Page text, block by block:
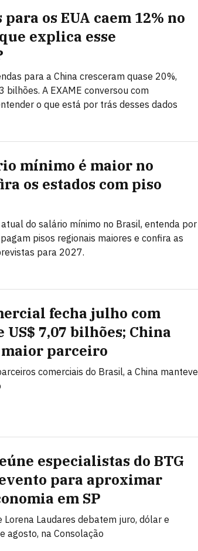
os EUA caem 12% no
explica esse
para a China cresceram quase 20%,
bilhões. A EXAME conversou com
o que está por trás desses dados
mínimo é maior no
os estados com piso
do salário mínimo no Brasil, entenda por
pisos regionais maiores e confira as
para 2027.
fecha julho com
7,07 bilhões; China
maior parceiro
comerciais do Brasil, a China manteve
especialistas do BTG
para aproximar
em SP
Lorena Laudares debatem juro, dólar e
agosto, na Consolação